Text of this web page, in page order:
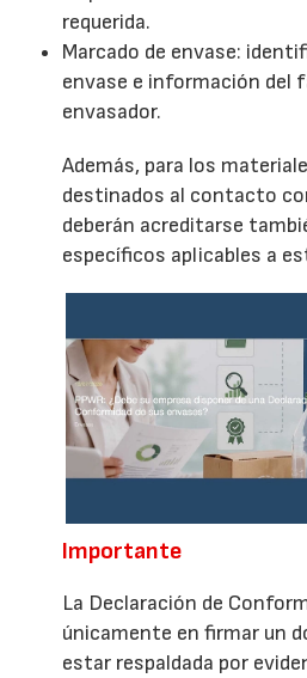
requerida.
Marcado de envase:
envase e información del
envasador.
Además, para los
destinados al contacto
deberán acreditarse
específicos aplicables a
Importante
La Declaración de
únicamente en firmar un
estar respaldada por